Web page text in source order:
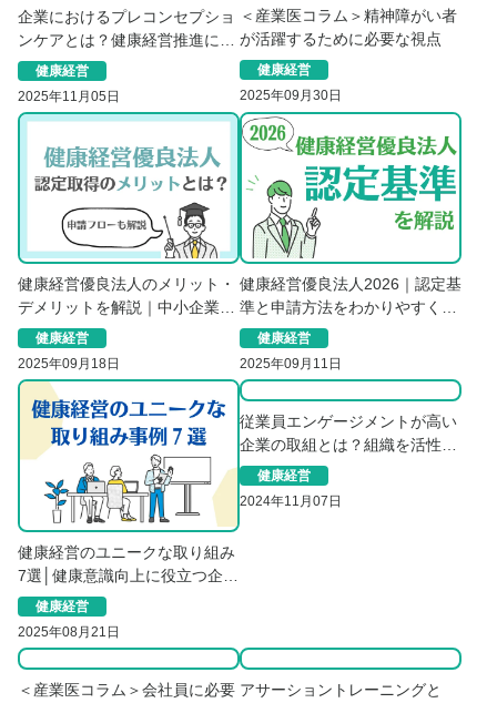
企業におけるプレコンセプショ
ンケアとは？健康経営推進に欠
かせない理由を解説
健康経営
2025年11月05日
＜産業医コラム＞精神障がい者
が活躍するために必要な視点
健康経営
2025年09月30日
健康経営優良法人のメリット・
デメリットを解説｜中小企業で
も認定取得する意味はある？
健康経営
2025年09月18日
健康経営優良法人2026｜認定基
準と申請方法をわかりやすく解
説健康経営
2025年09月11日
健康経営のユニークな取り組み
7選│健康意識向上に役立つ企業
事例を紹介
健康経営
2025年08月21日
従業員エンゲージメントが高い
企業の取組とは？組織を活性化
させる事例を紹介
健康経営
2024年11月07日
＜産業医コラム＞会社員に必要 アサーショントレーニングと